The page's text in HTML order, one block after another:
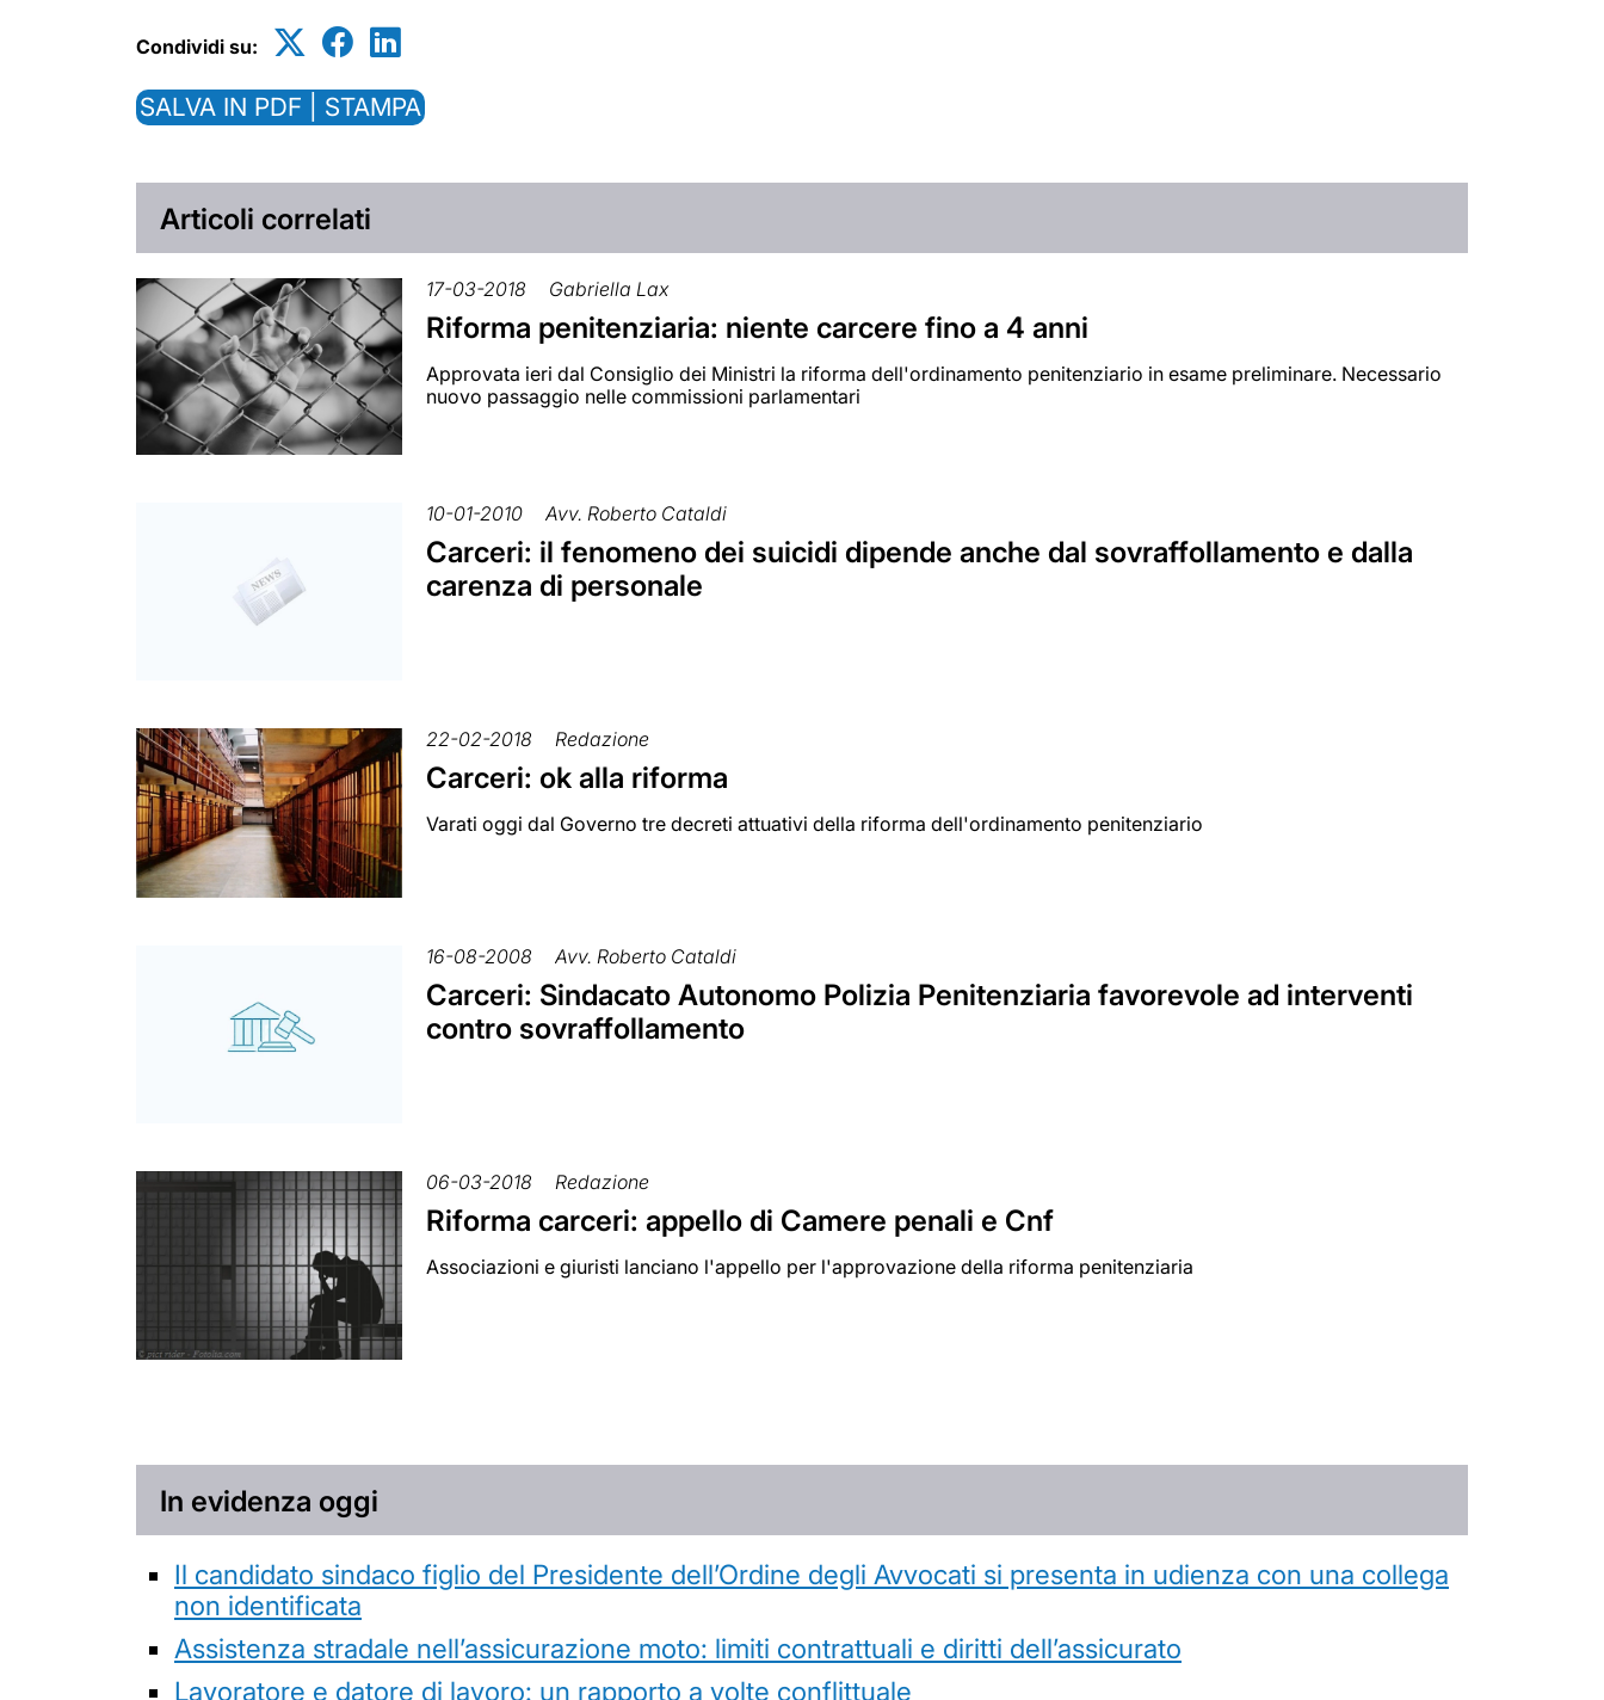
Condividi su:
SALVA IN PDF | STAMPA
Articoli correlati
17-03-2018 Gabriella Lax
Riforma penitenziaria: niente carcere fino a 4 anni
Approvata ieri dal Consiglio dei Ministri la riforma dell'ordinamento penitenziario in esame preliminare. Necessario
nuovo passaggio nelle commissioni parlamentari
10-01-2010 Avv. Roberto Cataldi
Carceri: il fenomeno dei suicidi dipende anche dal sovraffollamento e dalla
carenza di personale
22-02-2018 Redazione
Carceri: ok alla riforma
Varati oggi dal Governo tre decreti attuativi della riforma dell'ordinamento penitenziario
16-08-2008 Avv. Roberto Cataldi
Carceri: Sindacato Autonomo Polizia Penitenziaria favorevole ad interventi
contro sovraffollamento
06-03-2018 Redazione
Riforma carceri: appello di Camere penali e Cnf
Associazioni e giuristi lanciano l'appello per l'approvazione della riforma penitenziaria
In evidenza oggi
Il candidato sindaco figlio del Presidente dell’Ordine degli Avvocati si presenta in udienza con una collega
non identificata
Assistenza stradale nell’assicurazione moto: limiti contrattuali e diritti dell’assicurato
Lavoratore e datore di lavoro: un rapporto a volte conflittuale